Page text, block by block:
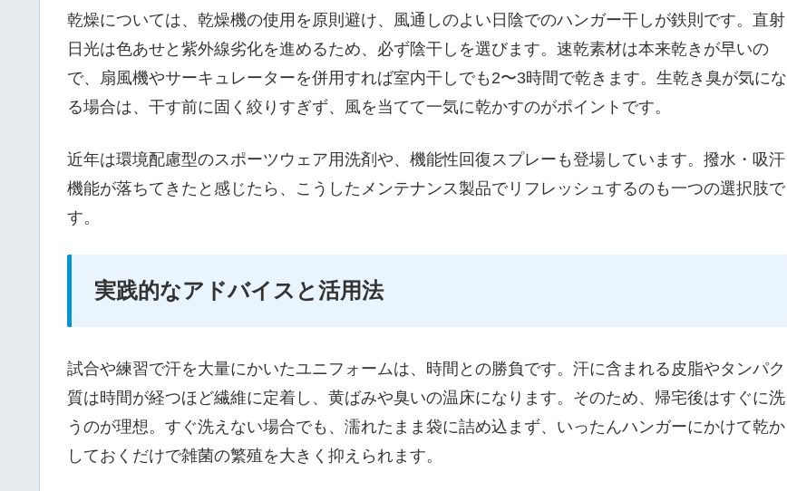
乾燥については、乾燥機の使用を原則避け、風通しのよい日陰でのハンガー干しが鉄則です。直射
日光は色あせと紫外線劣化を進めるため、必ず陰干しを選びます。速乾素材は本来乾きが早いの
で、扇風機やサーキュレーターを併用すれば室内干しでも2〜3時間で乾きます。生乾き臭が気にな
る場合は、干す前に固く絞りすぎず、風を当てて一気に乾かすのがポイントです。
近年は環境配慮型のスポーツウェア用洗剤や、機能性回復スプレーも登場しています。撥水・吸汗
機能が落ちてきたと感じたら、こうしたメンテナンス製品でリフレッシュするのも一つの選択肢で
す。
実践的なアドバイスと活用法
試合や練習で汗を大量にかいたユニフォームは、時間との勝負です。汗に含まれる皮脂やタンパク
質は時間が経つほど繊維に定着し、黄ばみや臭いの温床になります。そのため、帰宅後はすぐに洗
うのが理想。すぐ洗えない場合でも、濡れたまま袋に詰め込まず、いったんハンガーにかけて乾か
しておくだけで雑菌の繁殖を大きく抑えられます。